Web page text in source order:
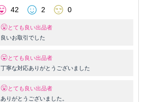
42
2 0
とても良い出品者
良いお取引でした
とても良い出品者
丁寧な対応ありがとうございました
とても良い出品者
ありがとうございました。